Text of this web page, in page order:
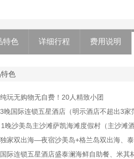
特色 详细行程 费用说明
色
玩无购物无自费！20人精致小团
晚国际连锁五星酒店（明示酒店不超出3家
美岛主沙滩萨凯海滩度假村（主沙滩酒
家双出海—夜宿沙美岛+格兰岛双出海、
际连锁五星酒店盛泰澜海鲜自助餐、米